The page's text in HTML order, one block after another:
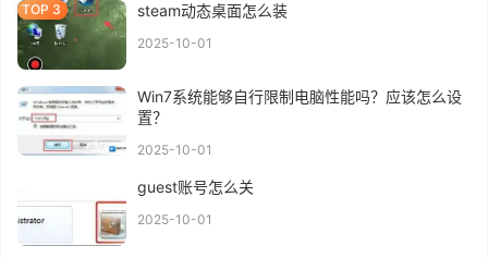
steam动态桌面怎么装
2025-10-01
Win7系统能够自行限制电脑性能吗？应该怎么设
置？
2025-10-01
guest账号怎么关
2025-10-01